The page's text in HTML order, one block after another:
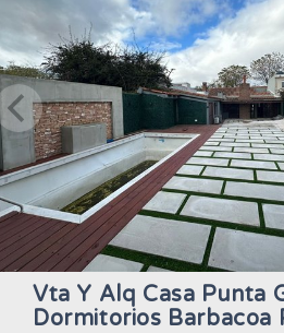
Vta Y Alq Casa Punta
Dormitorios Barbacoa